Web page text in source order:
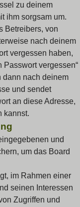
zu deinem
ihm sorgsam um.
Betreibers, von
nach deinem
vergessen haben,
Passwort vergessen“
dann nach deinem
und sendet
an diese Adresse,
kannst.
und
um das Board
im Rahmen einer
seinen Interessen
Zugriffen und